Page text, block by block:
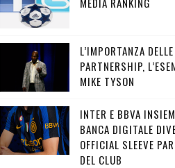
L’IMPORTANZA DELLE
PARTNERSHIP,
MIKE TYSON
INTER E BBVA
BANCA DIGITALE
OFFICIAL SLEEVE
DEL CLUB